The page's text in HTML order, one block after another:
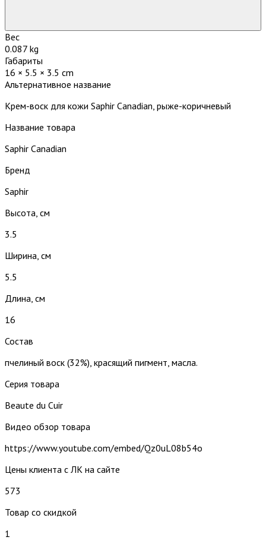
Вес
0.087 kg
Габариты
16 × 5.5 × 3.5 cm
Альтернативное название
Крем-воск для кожи Saphir Canadian, рыже-коричневый
Название товара
Saphir Canadian
Бренд
Saphir
Высота, см
3.5
Ширина, см
5.5
Длина, см
16
Состав
пчелиный воск (32%), красящий пигмент, масла.
Серия товара
Beaute du Cuir
Видео обзор товара
https://www.youtube.com/embed/Qz0uL08b54o
Цены клиента с ЛК на сайте
573
Товар со скидкой
1